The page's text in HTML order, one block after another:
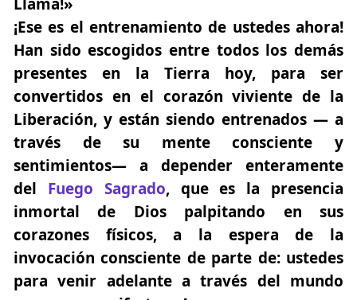
¡Ese es el entrenamiento de ustedes ahora!
Han sido escogidos entre todos los demás
presentes en la Tierra hoy, para ser
convertidos en el corazón viviente de la
Liberación, y están siendo entrenados — a
través de su mente consciente y
sentimientos— a depender enteramente
del Fuego Sagrado, que es la presencia
inmortal de Dios palpitando en sus
corazones físicos, a la espera de la
invocación consciente de parte de: ustedes
para venir adelante a través del mundo